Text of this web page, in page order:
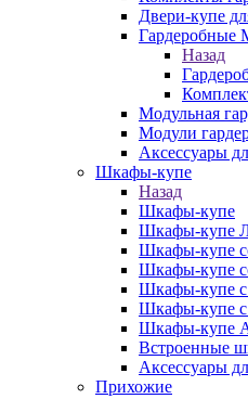
Двери-купе
Гардеробные
Назад
Модульная
Модули
Аксессуары
Шкафы-купе
Назад
Шкафы-купе
Шкафы-купе
Шкафы-купе
Шкафы-купе
Шкафы-купе с
Шкафы-купе с
Шкафы-купе
Встроенные
Аксессуары
Прихожие